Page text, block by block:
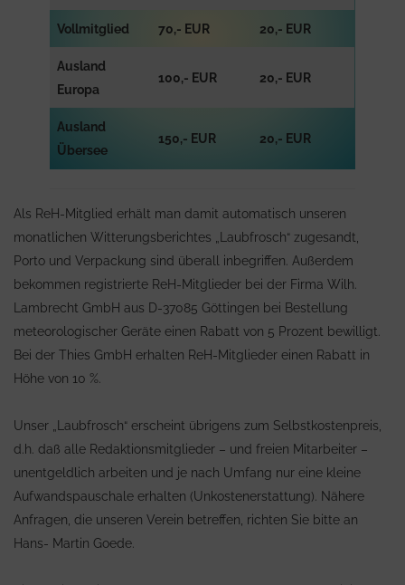
Vollmitglied 70,- EUR 20,- EUR
Ausland
Europa
100,- EUR 20,- EUR
Ausland
Übersee
150,- EUR 20,- EUR
Als ReH-Mitglied erhält man damit automatisch unseren
monatlichen Witterungsberichtes „Laubfrosch“ zugesandt,
Porto und Verpackung sind überall inbegriffen. Außerdem
bekommen registrierte ReH-Mitglieder bei der Firma Wilh.
Lambrecht GmbH aus D-37085 Göttingen bei Bestellung
meteorologischer Geräte einen Rabatt von 5 Prozent bewilligt.
Bei der Thies GmbH erhalten ReH-Mitglieder einen Rabatt in
Höhe von 10 %.
Unser „Laubfrosch“ erscheint übrigens zum Selbstkostenpreis,
d.h. daß alle Redaktionsmitglieder – und freien Mitarbeiter –
unentgeldlich arbeiten und je nach Umfang nur eine kleine
Aufwandspauschale erhalten (Unkostenerstattung). Nähere
Anfragen, die unseren Verein betreffen, richten Sie bitte an
Hans- Martin Goede.